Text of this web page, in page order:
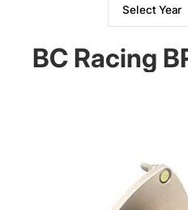
BC Racing